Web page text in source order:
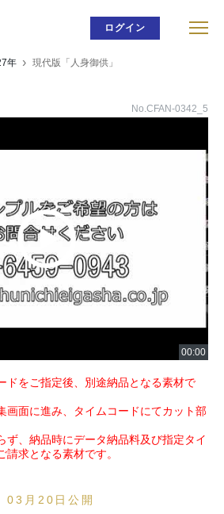
ログイン
年 現代版「人身御供」
No.CFAN-0342_5
ドをご指定後、別途納品となる素材で
画面に進み、タイムコードにてカット部
、納品時にデータ納品料及び指定タイ
請求となる素材です。
月20日公開